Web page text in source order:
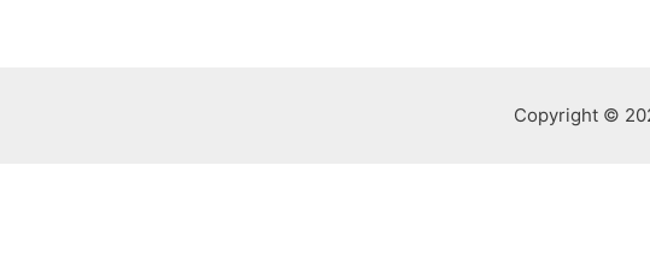
Copyright ©